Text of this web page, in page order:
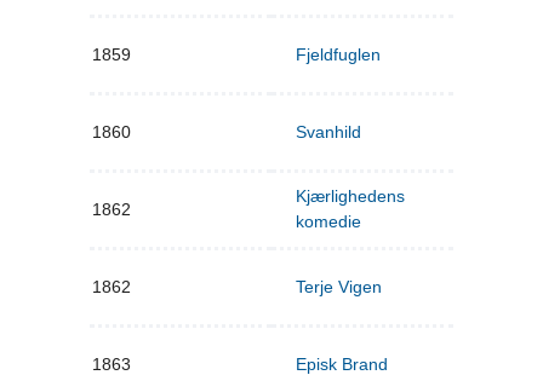
1859 Fjeldfuglen
1860 Svanhild
1862
Kjærlighedens
komedie
1862 Terje Vigen
1863 Episk Brand